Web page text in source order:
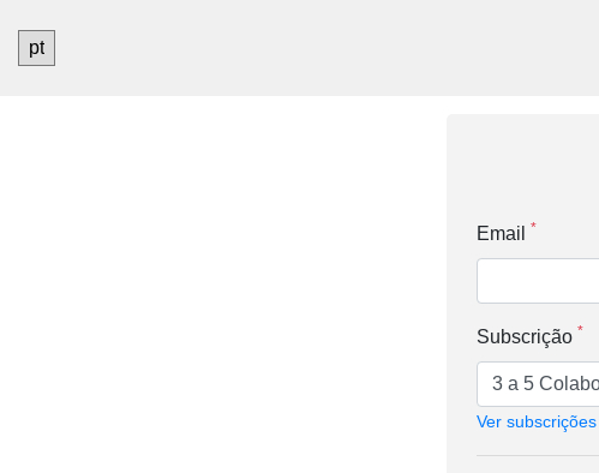
Email *
Subscrição *
Ver subscrições